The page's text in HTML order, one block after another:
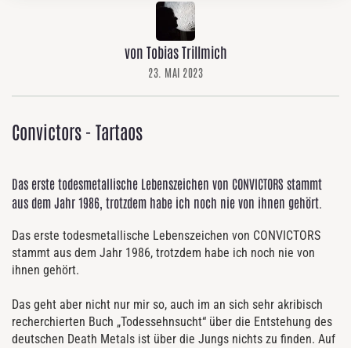
von Tobias Trillmich
23. MAI 2023
Convictors - Tartaos
Das erste todesmetallische Lebenszeichen von CONVICTORS stammt
aus dem Jahr 1986, trotzdem habe ich noch nie von ihnen gehört.
Das erste todesmetallische Lebenszeichen von CONVICTORS
stammt aus dem Jahr 1986, trotzdem habe ich noch nie von
ihnen gehört.
Das geht aber nicht nur mir so, auch im an sich sehr akribisch
recherchierten Buch „Todessehnsucht“ über die Entstehung des
deutschen Death Metals ist über die Jungs nichts zu finden. Auf